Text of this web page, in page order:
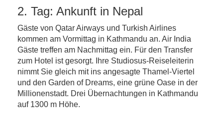
2. Tag: Ankunft in Nepal
Gäste von Qatar Airways und Turkish Airlines
kommen am Vormittag in Kathmandu an. Air India
Gäste treffen am Nachmittag ein. Für den Transfer
zum Hotel ist gesorgt. Ihre Studiosus-Reiseleiterin
nimmt Sie gleich mit ins angesagte Thamel-Viertel
und den Garden of Dreams, eine grüne Oase in der
Millionenstadt. Drei Übernachtungen in Kathmandu
auf 1300 m Höhe.